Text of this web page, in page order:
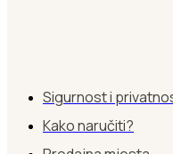
Sigurnost i
Kako naručiti?